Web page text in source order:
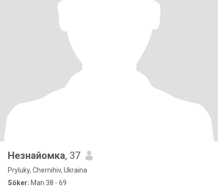
Незнайомка, 37
Pryluky, Chernihiv, Ukraina
Söker: Man 38 - 69